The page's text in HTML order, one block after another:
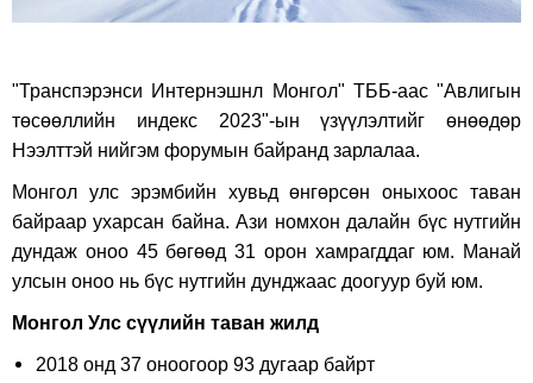
"Транспэрэнси Интернэшнл Монгол" ТББ-аас "Авлигын
төсөөллийн индекс 2023"-ын үзүүлэлтийг өнөөдөр
Нээлттэй нийгэм форумын байранд зарлалаа.
Монгол улс эрэмбийн хувьд өнгөрсөн оныхоос таван
байраар ухарсан байна. Ази номхон далайн бүс нутгийн
дундаж оноо 45 бөгөөд 31 орон хамрагддаг юм. Манай
улсын оноо нь бүс нутгийн дунджаас доогуур буй юм.
Монгол Улс сүүлийн таван жилд
2018 онд 37 оноогоор 93 дугаар байрт